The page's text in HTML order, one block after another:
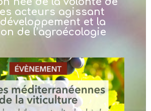
acteurs agissant
et la
de l’agroécologie